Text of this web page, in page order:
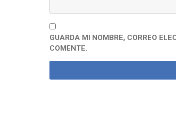
GUARDA MI NOMBRE, CORREO
COMENTE.